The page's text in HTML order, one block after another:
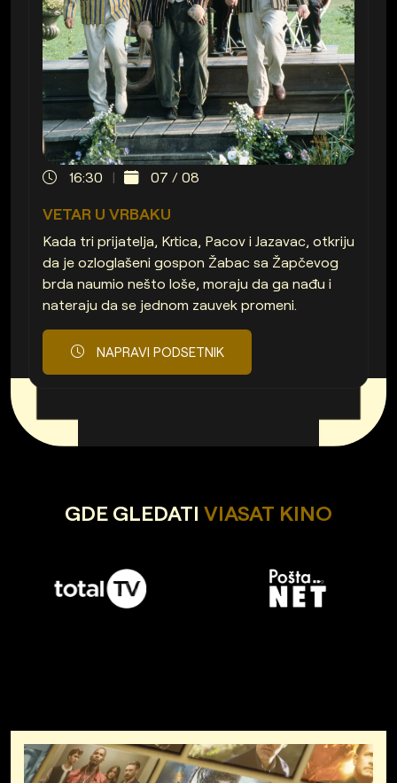
16:30 07 / 08
VETAR U VRBAKU
Kada tri prijatelja, Krtica, Pacov i Jazavac, otkriju
da je ozloglašeni gospon Žabac sa Žapčevog
brda naumio nešto loše, moraju da ga nađu i
nateraju da se jednom zauvek promeni.
NAPRAVI PODSETNIK
GDE GLEDATI VIASAT KINO